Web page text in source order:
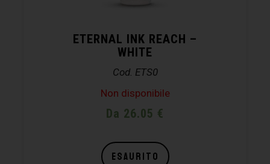
ETERNAL INK REACH –
WHITE
Cod. ETS0
Non disponibile
Da 26.05 €
ESAURITO